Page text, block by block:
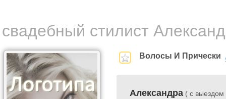
свадебный стилист
Волосы И Прически
Александра ( с выездом